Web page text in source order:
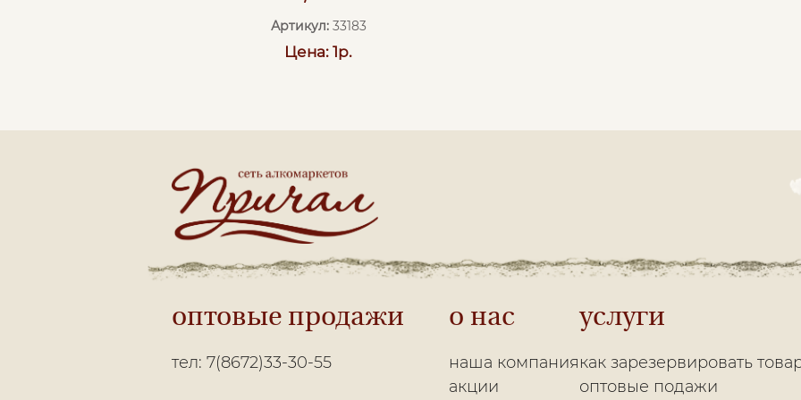
Артикул:33183
Цена: 1р.
оптовые продажи
тел: 7(8672)33-30-55
о нас
наша компания
акции
услуги
как зарезервировать
оптовые подажи